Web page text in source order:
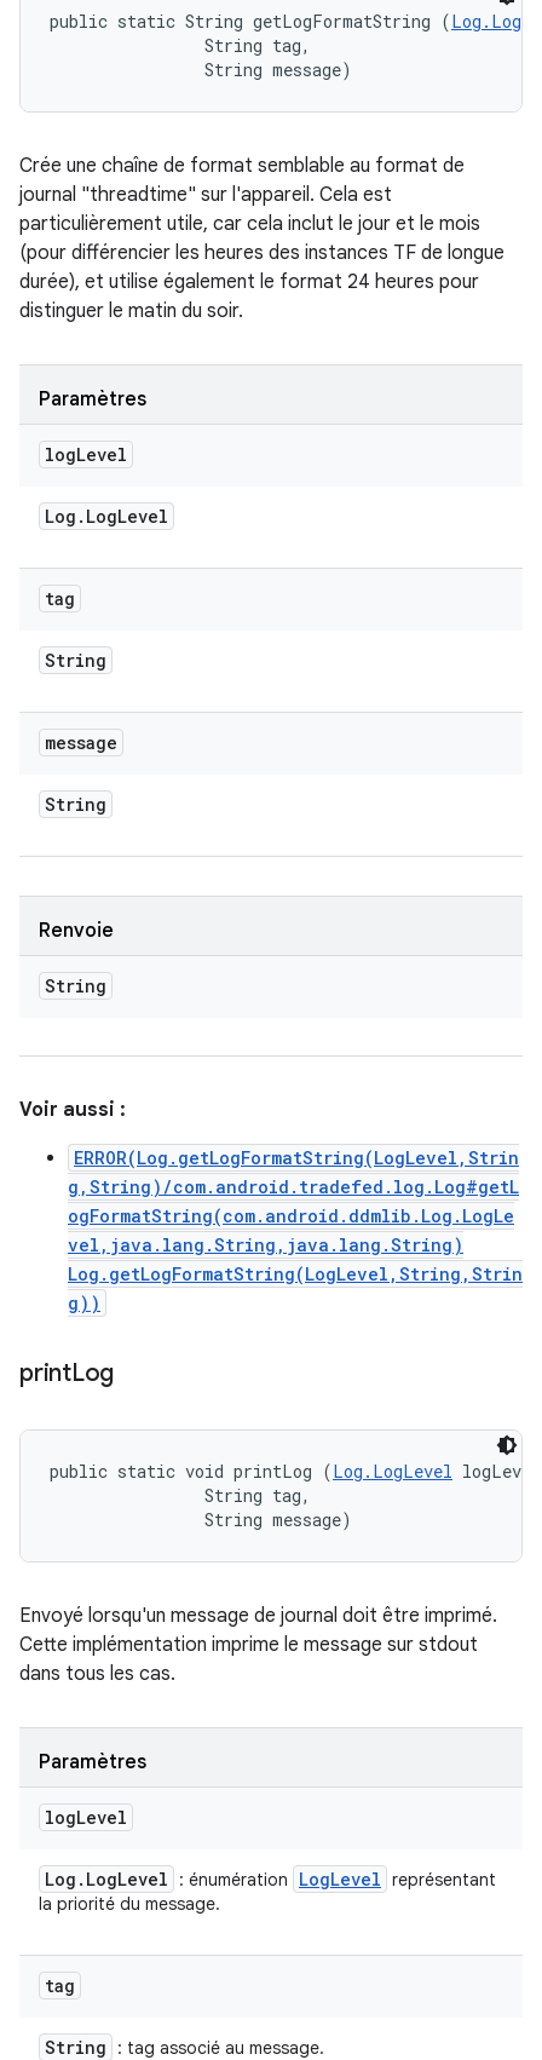
public static String getLogFormatString (
                String tag,
                String message)
Crée une chaîne de format semblable au format de
journal "threadtime" sur l'appareil. Cela est
particulièrement utile, car cela inclut le jour et le mois
(pour différencier les heures des instances TF de longue
durée), et utilise également le format 24 heures pour
distinguer le matin du soir.
Paramètres
logLevel
Log . LogLevel
tag
String
message
String
Renvoie
String
Voir aussi :
ERROR(Log.getLogFormatString(LogLevel,Strin
g,String)/com.android.tradefed.log.Log#getL
ogFormatString(com.android.ddmlib.Log.LogLe
vel,java.lang.String,java.lang.String)
Log.getLogFormatString(LogLevel,String,Strin
g))
printLog
public static void printLog (Log.LogLevel
                String tag,
                String message)
Envoyé lorsqu'un message de journal doit être imprimé.
Cette implémentation imprime le message sur stdout
dans tous les cas.
Paramètres
logLevel
Log . LogLevel : énumération LogLevel représentant
la priorité du message.
tag
String : tag associé au message.